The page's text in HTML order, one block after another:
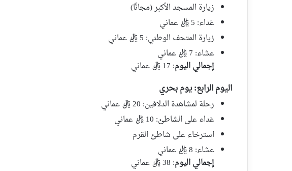
زيارة المسجد الأكبر (مجانًا)
غداء: 5 ريال عماني
زيارة المتحف الوطني: 5 ريال عماني
عشاء: 7 ريال عماني
إجمالي اليوم: 17 ريال عماني
اليوم الرابع: يوم بحري
رحلة لمشاهدة الدلافين: 20 ريال عماني
غداء على الشاطئ: 10 ريال عماني
استرخاء على شاطئ القرم
عشاء: 8 ريال عماني
إجمالي اليوم: 38 ريال عماني